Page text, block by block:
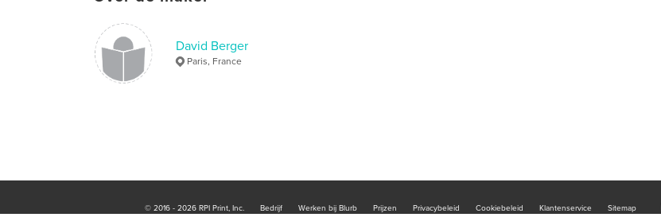
David Berger
Paris, France
© 2016 - 2026 RPI Print, Inc. Bedrijf Werken bij Blurb Prijzen Privacybeleid Cookiebeleid Klantenservice Sitemap